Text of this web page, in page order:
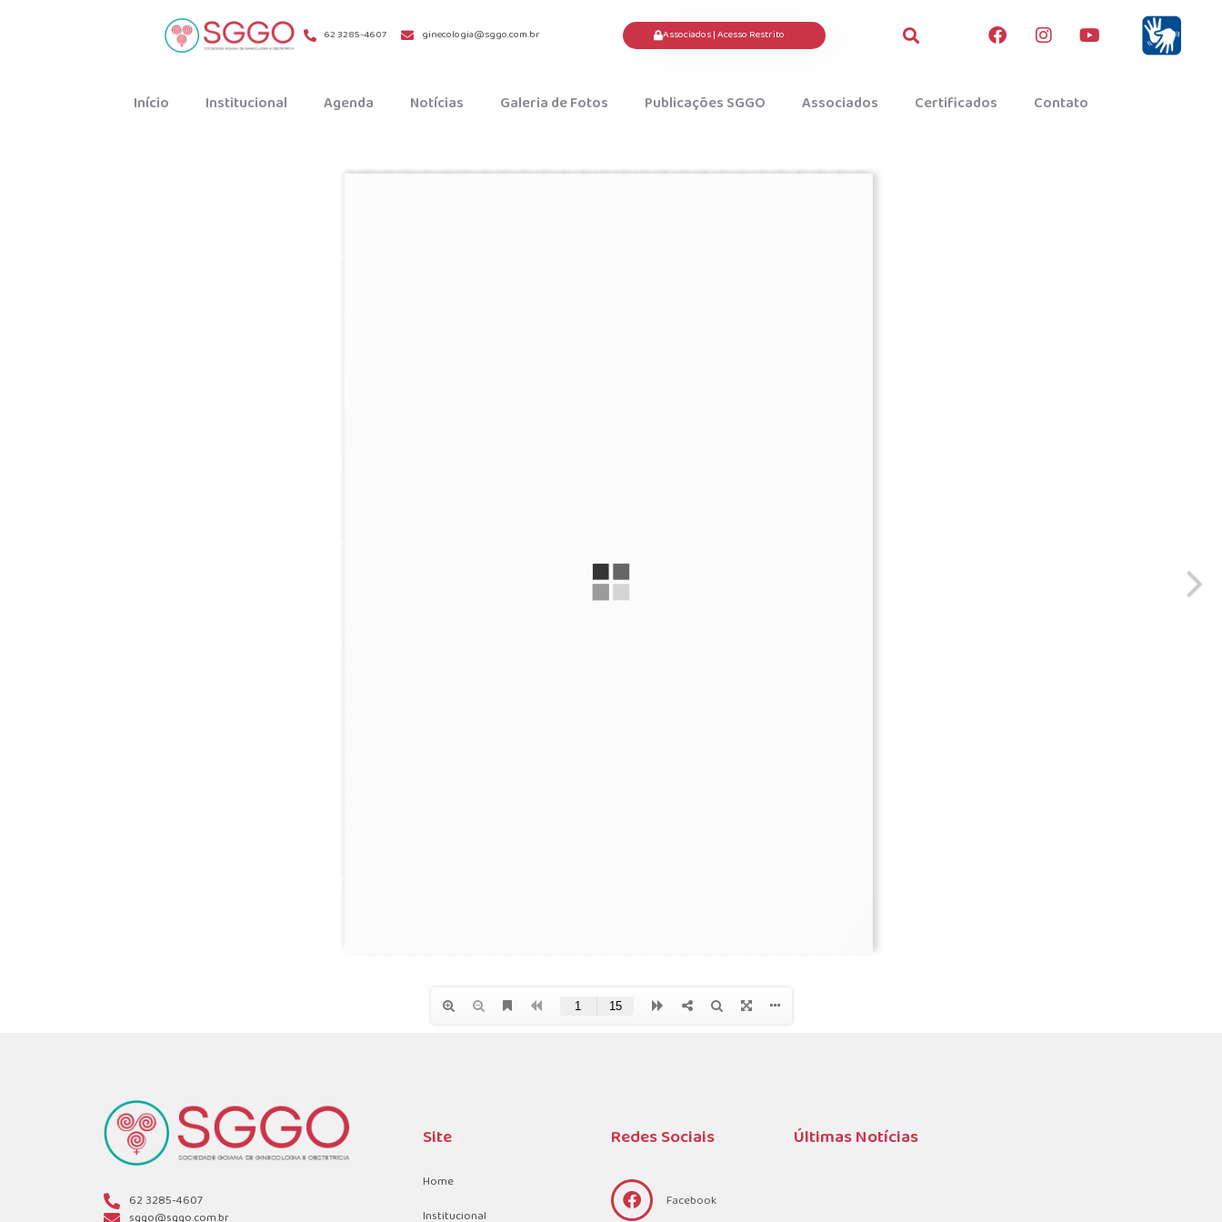
62 3285-4607 ginecologia@sggo.com.br Associados | Acesso Restrito
Início Institucional Agenda Notícias Galeria de Fotos Publicações SGGO Associados Certificados Contato
62 3285-4607
Site
Home
Institucional
Redes Sociais
Facebook
Últimas Notícias